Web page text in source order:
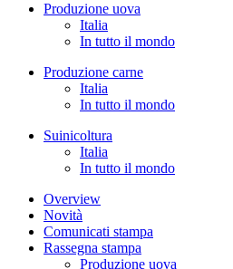
Produzione uova
Italia
In tutto il mondo
Produzione carne
Italia
In tutto il mondo
Suinicoltura
Italia
In tutto il mondo
Overview
Novità
Comunicati stampa
Rassegna stampa
Produzione uova